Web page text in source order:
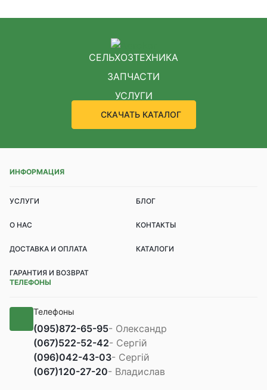
СЕЛЬХОЗТЕХНИКА
ЗАПЧАСТИ
УСЛУГИ
СКАЧАТЬ КАТАЛОГ
ИНФОРМАЦИЯ
УСЛУГИ БЛОГ
О НАС КОНТАКТЫ
ДОСТАВКА И ОПЛАТА КАТАЛОГИ
ГАРАНТИЯ И ВОЗВРАТ
ТЕЛЕФОНЫ
Телефоны
(095)872-65-95- Олександр
(067)522-52-42- Сергій
(096)042-43-03- Сергій
(067)120-27-20- Владислав